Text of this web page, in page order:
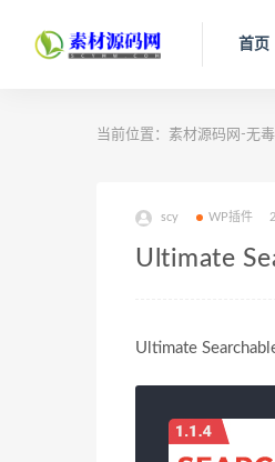
首页
当前位置： 素材源码网-无
scy WP插件
Ultimate
Ultimate